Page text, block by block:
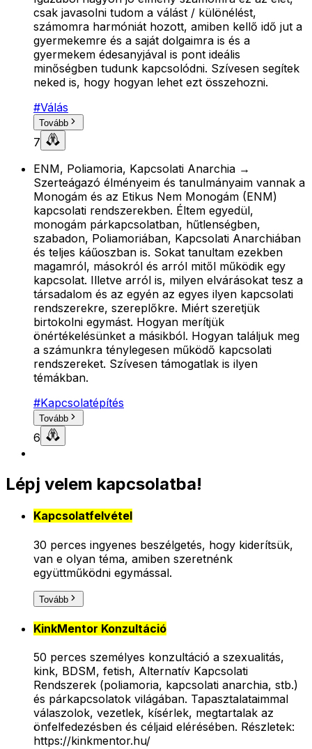
csak javasolni tudom a válást / különélést,
számomra harmóniát hozott, amiben kellő idő jut a
gyermekemre és a saját dolgaimra is és a
gyermekem édesanyjával is pont ideális
minőségben tudunk kapcsolódni. Szívesen segítek
neked is, hogy hogyan lehet ezt összehozni.
#Válás
Tovább
7
ENM, Poliamoria, Kapcsolati Anarchia →
Szerteágazó élményeim és tanulmányaim vannak a
Monogám és az Etikus Nem Monogám (ENM)
kapcsolati rendszerekben. Éltem egyedül,
monogám párkapcsolatban, hűtlenségben,
szabadon, Poliamoriában, Kapcsolati Anarchiában
és teljes káűoszban is. Sokat tanultam ezekben
magamról, másokról és arról mitől működik egy
kapcsolat. Illetve arról is, milyen elvárásokat tesz a
társadalom és az egyén az egyes ilyen kapcsolati
rendszerekre, szereplőkre. Miért szeretjük
birtokolni egymást. Hogyan merítjük
önértékelésünket a másikból. Hogyan találjuk meg
a számunkra ténylegesen működő kapcsolati
rendszereket. Szívesen támogatlak is ilyen
témákban.
#Kapcsolatépítés
Tovább
6
Lépj velem kapcsolatba!
Kapcsolatfelvétel
30 perces ingyenes beszélgetés, hogy kiderítsük,
van e olyan téma, amiben szeretnénk
együttműködni egymással.
Tovább
KinkMentor Konzultáció
50 perces személyes konzultáció a szexualitás,
kink, BDSM, fetish, Alternatív Kapcsolati
Rendszerek (poliamoria, kapcsolati anarchia, stb.)
és párkapcsolatok világában. Tapasztalataimmal
válaszolok, vezetlek, kísérlek, megtartalak az
önfelfedezésben és céljaid elérésében. Részletek:
https://kinkmentor.hu/